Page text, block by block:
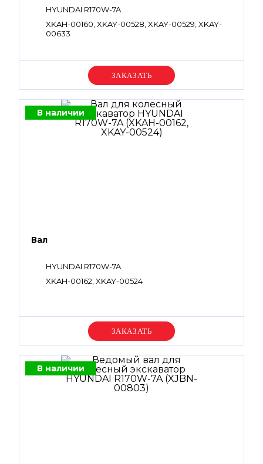
HYUNDAI R170W-7A
XKAH-00160, XKAY-00528, XKAY-00529, XKAY-
00633
Уточняйте цену
В наличии
Вал
HYUNDAI R170W-7A
XKAH-00162, XKAY-00524
Уточняйте цену
В наличии